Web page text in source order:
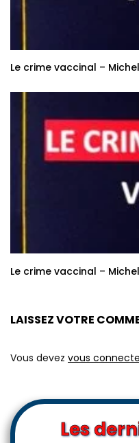
Le crime vaccinal –
Le crime vaccinal –
LAISSEZ VOTRE
Vous devez vous
Les